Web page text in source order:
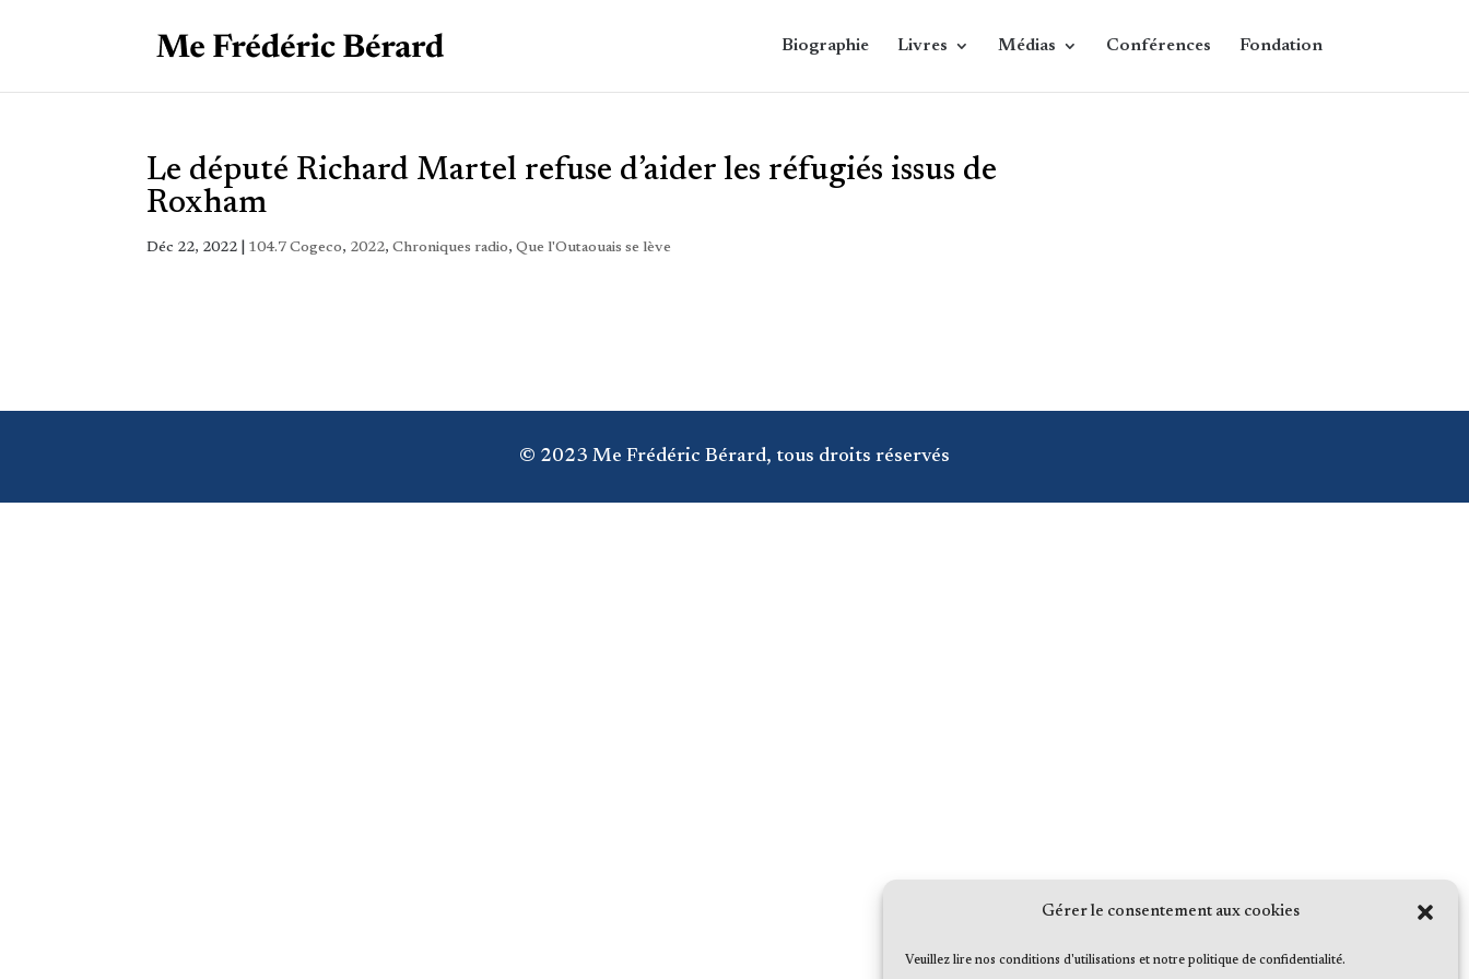
Gérer le consentement aux cookies
Veuillez lire nos conditions d'utilisations et notre politique de confidentialité.
Biographie Livres Médias Conférences Fondation
Le député Richard Martel refuse d’aider les réfugiés issus de
Roxham
Déc 22, 2022 104.7 Cogeco, 2022,Chroniques radio,Que l'Outaouais se lève
© 2023 Me Frédéric Bérard, tous droits réservés